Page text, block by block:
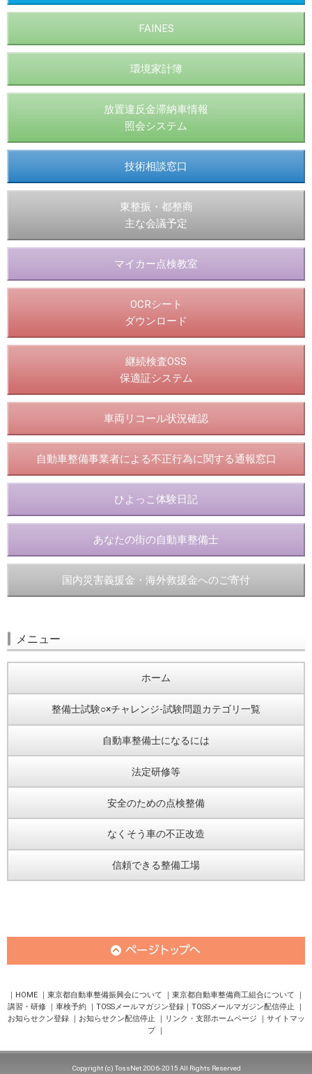
FAINES
環境家計簿
放置違反金滞納車情報
照会システム
技術相談窓口
東整振・都整商
主な会議予定
マイカー点検教室
OCRシート
ダウンロード
継続検査OSS
保適証システム
車両リコール状況確認
自動車整備事業者による不正行為に関する通報窓口
ひよっこ体験日記
あなたの街の自動車整備士
国内災害義援金・海外救援金へのご寄付
メニュー
ホーム
整備士試験○×チャレンジ-試験問題カテゴリ一覧
自動車整備士になるには
法定研修等
安全のための点検整備
なくそう車の不正改造
信頼できる整備工場
HOME 東京都自動車整備振興会について
東京都自動車整備商工組合について
講習・研修
車検予約 TOSSメールマガジン登録
TOSSメールマガジン配信停止
お知らせクン登録
お知らせクン配信停止 リンク・支部ホームページ
サイトマッ
プ
Copyright (c) TossNet 2006-2015 All Rights Reserved